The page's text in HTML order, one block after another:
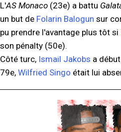
L'AS Monaco (23e) a battu
un but de Folarin Balogun sur
pu prendre l'avantage plus tôt si
son pénalty (50e).
Côté turc, Ismail Jakobs a
79e, Wilfried Singo était lui